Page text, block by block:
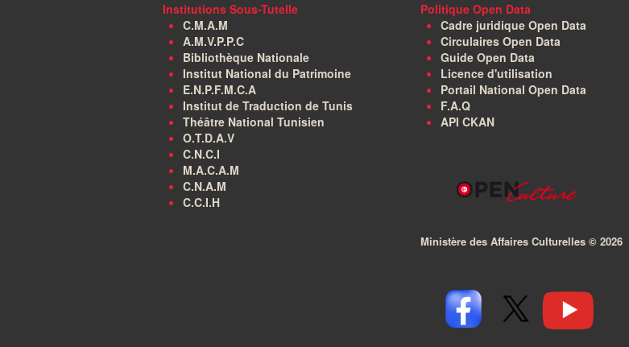
Institutions Sous-Tutelle
C.M.A.M
A.M.V.P.P.C
Bibliothèque Nationale
Institut National du Patrimoine
E.N.P.F.M.C.A
Institut de Traduction de Tunis
Théâtre National Tunisien
O.T.D.A.V
C.N.C.I
M.A.C.A.M
C.N.A.M
C.C.I.H
Politique Open Data
Cadre juridique Open Data
Circulaires Open Data
Guide Open Data
Licence d'utilisation
Portail National Open Data
F.A.Q
API CKAN
Ministère des Affaires Culturelles © 2026